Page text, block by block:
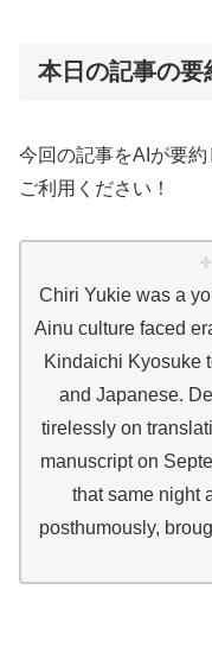
本日の記事の要
今回の記事をAIが要
ご利用ください！
Chiri Yukie was a
Ainu culture faced
Kindaichi Kyosuke
and Japanese.
tirelessly on
manuscript on
that same night
posthumously,